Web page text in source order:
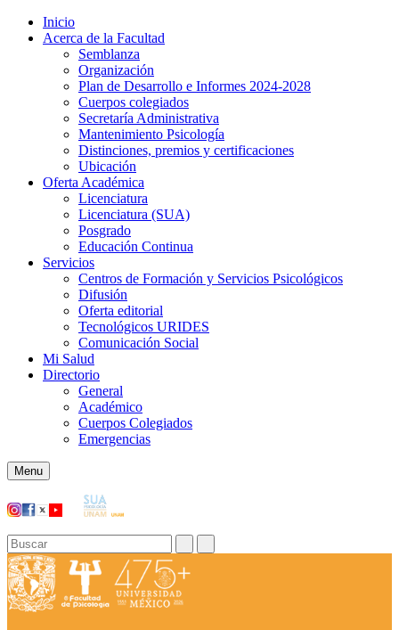
Inicio
Acerca de la Facultad
Semblanza
Organización
Plan de Desarrollo e Informes 2024-2028
Cuerpos colegiados
Secretaría Administrativa
Mantenimiento Psicología
Distinciones, premios y certificaciones
Ubicación
Oferta Académica
Licenciatura
Licenciatura (SUA)
Posgrado
Educación Continua
Servicios
Centros de Formación y Servicios Psicológicos
Difusión
Oferta editorial
Tecnológicos URIDES
Comunicación Social
Mi Salud
Directorio
General
Académico
Cuerpos Colegiados
Emergencias
Menu